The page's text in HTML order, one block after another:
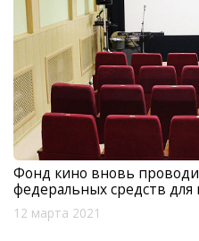
Фонд кино вновь
федеральных средств
12 марта 2021